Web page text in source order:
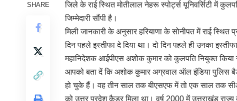
SHARE
जिले के राई स्थित मोतीलाल नेहरू स्पोर्ट्स यूनिवर्सिटी में
जिम्मेदारी सौंपी है।
मिली जानकारी के अनुसार हरियाणा के सोनीपत में राई
दिन पहले इस्तीफा दे दिया था। दो दिन पहले ही उनका
महानिदेशक आईपीएस अशोक कुमार को कुलपति नियुक्त किया
आपको बता दें कि अशोक कुमार अग्रवाल ऑल इंडिया पुलिस
हो चुके हैं। वह तीन साल तक बीएसएफ में तो एक साल तक
को उत्तर प्रदेश कैडर मिला था। वर्ष 2000 में उत्तराखंड